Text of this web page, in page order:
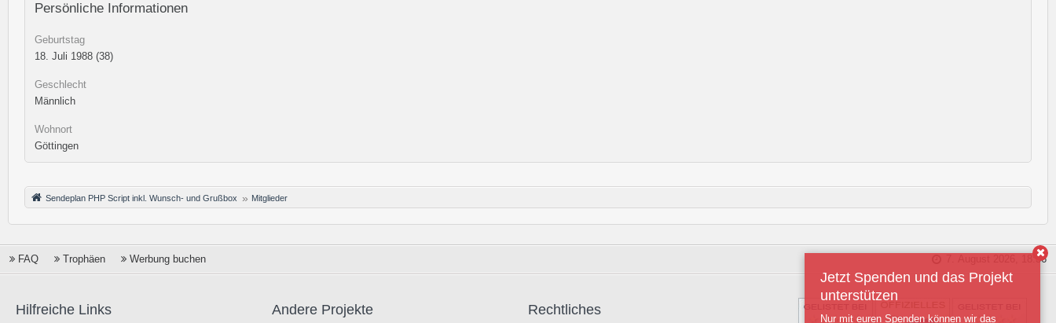
Persönliche Informationen
Geburtstag
18. Juli 1988 (38)
Geschlecht
Männlich
Wohnort
Göttingen
Sendeplan PHP Script inkl. Wunsch- und Grußbox Mitglieder
7. August 2026, 18:36
FAQ Trophäen Werbung buchen
Hilfreiche Links Andere Projekte Rechtliches
Jetzt Spenden und das Projekt
unterstützen
Nur mit euren Spenden können wir das